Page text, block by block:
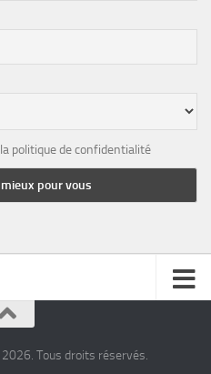
politique de confidentialité
Tous droits réservés.